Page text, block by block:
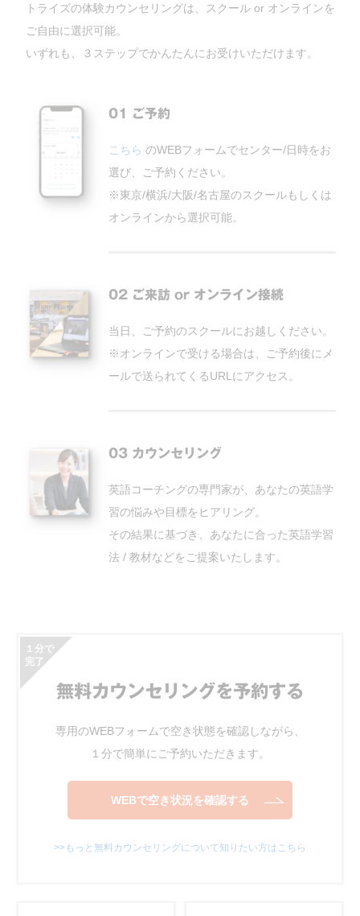
トライズの体験カウンセリングは、スクール or オンラインを
ご自由に選択可能。
いずれも、３ステップでかんたんにお受けいただけます。
01 ご予約
こちら のWEBフォームでセンター/日時をお
選び、ご予約ください。
※東京/横浜/大阪/名古屋のスクールもしくは
オンラインから選択可能。
02 ご来訪 or オンライン接続
当日、ご予約のスクールにお越しください。
※オンラインで受ける場合は、ご予約後にメ
ールで送られてくるURLにアクセス。
03 カウンセリング
英語コーチングの専門家が、あなたの英語学
習の悩みや目標をヒアリング。
その結果に基づき、あなたに合った英語学習
法 / 教材などをご提案いたします。
１分で
完了
無料カウンセリングを予約する
専用のWEBフォームで空き状態を確認しながら、
１分で簡単にご予約いただきます。
WEBで空き状況を確認する
>>もっと無料カウンセリングについて知りたい方はこちら